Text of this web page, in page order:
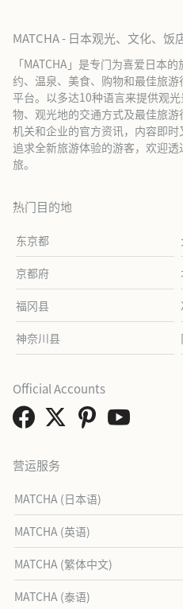
MATCHA - 日本观光、文化、饭
「MATCHA」是专门为喜爱日本
约、温泉、美食、购物和最佳旅
平台。以多达10种语言来提供观
物、观光地的交通方式及最佳旅
机关和企业的官方资讯，内容即时
追求全新旅游体验的游客，欢迎透
旅。
热门目的地
东京都
京都府
福冈县
神奈川县
营运服务
MATCHA (日本语)
MATCHA (英语)
MATCHA (繁体中文)
MATCHA (泰语)
Official Accounts